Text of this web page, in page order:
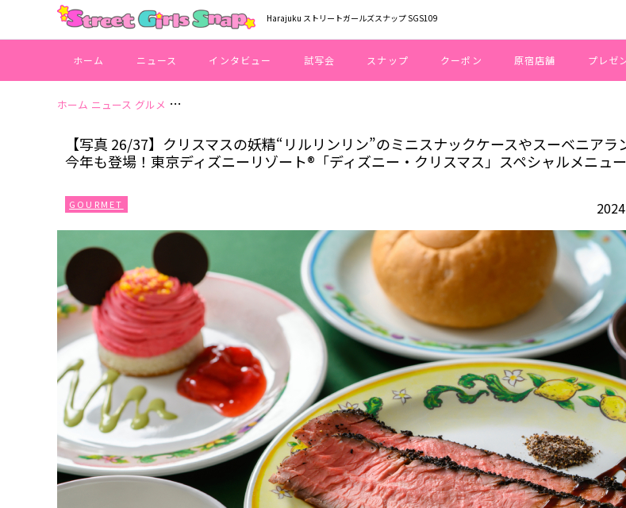
Harajuku ストリートガールズスナップ SGS109
ホーム ニュース インタビュー 試写会 スナップ クーポン 原宿店舗 プレゼ
ホーム ニュース グルメ 【写真 26/37】クリスマスの妖精“リルリンリン”のミニスナックケースやスーベニアランチケー
【写真 26/37】クリスマスの妖精“リルリンリン”のミニスナックケースやスーベニアラ
今年も登場！東京ディズニーリゾート®「ディズニー・クリスマス」スペシャルメニュ
GOURMET